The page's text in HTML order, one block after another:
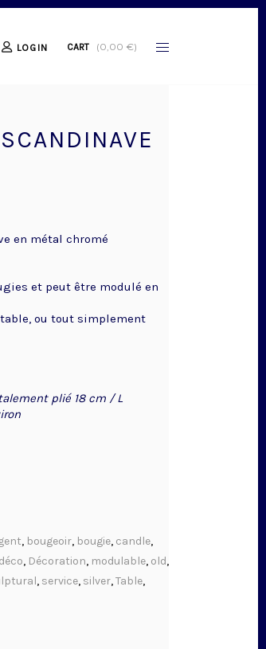
LOGIN CART (0,00 €)
en métal chromé
et peut être modulé en
ou tout simplement
plié 18 cm / L
, bougeoir, bougie, candle,
déco, Décoration, modulable, old,
, service, silver,Table,